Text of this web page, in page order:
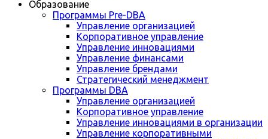
Образование
Программы Pre-DBA
Управление организацией
Корпоративное управление
Управление инновациями
Управление финансами
Управление брендами
Стратегический менеджмент
Программы DBA
Управление организацией
Корпоративное управление
Управление инновациями в организации
Управление корпоративными